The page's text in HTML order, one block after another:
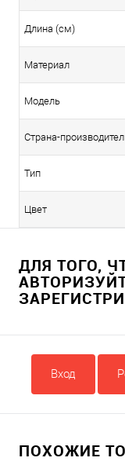
Длина (см)
Материал
Модель
Страна-
Тип
Цвет
ДЛЯ ТОГО,
Вход
ПОХОЖИЕ